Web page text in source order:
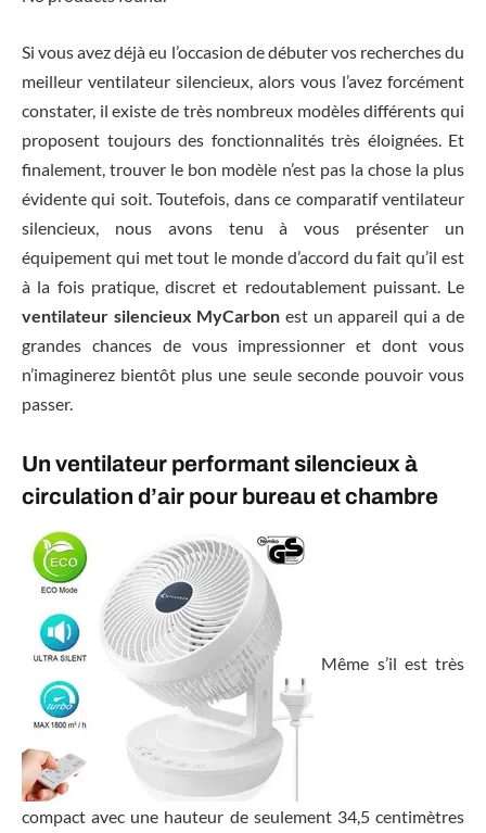
Si vous avez déjà eu l’occasion de débuter vos recherches du
meilleur ventilateur silencieux, alors vous l’avez forcément
constater, il existe de très nombreux modèles différents qui
proposent toujours des fonctionnalités très éloignées. Et
finalement, trouver le bon modèle n’est pas la chose la plus
évidente qui soit. Toutefois, dans ce comparatif ventilateur
silencieux, nous avons tenu à vous présenter un
équipement qui met tout le monde d’accord du fait qu’il est
à la fois pratique, discret et redoutablement puissant. Le
ventilateur silencieux MyCarbon est un appareil qui a de
grandes chances de vous impressionner et dont vous
n’imaginerez bientôt plus une seule seconde pouvoir vous
passer.
Un ventilateur performant silencieux à
circulation d’air pour bureau et chambre
Même s’il est très
compact avec une hauteur de seulement 34,5 centimètres